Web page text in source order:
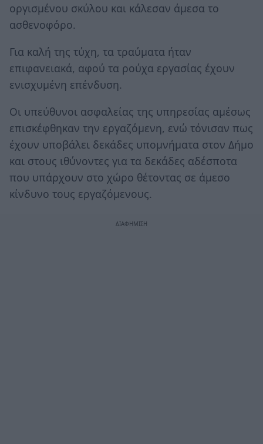
οργισμένου σκύλου και κάλεσαν άμεσα το
ασθενοφόρο.
Για καλή της τύχη, τα τραύματα ήταν
επιφανειακά, αφού τα ρούχα εργασίας έχουν
ενισχυμένη επένδυση.
Οι υπεύθυνοι ασφαλείας της υπηρεσίας αμέσως
επισκέφθηκαν την εργαζόμενη, ενώ τόνισαν πως
έχουν υποβάλει δεκάδες υπομνήματα στον Δήμο
και στους ιθύνοντες για τα δεκάδες αδέσποτα
που υπάρχουν στο χώρο θέτοντας σε άμεσο
κίνδυνο τους εργαζόμενους.